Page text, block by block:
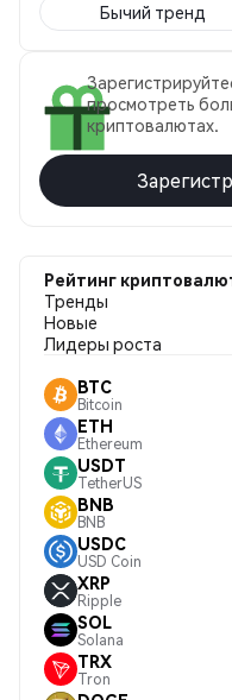
Бычий тренд
просмотреть
криптовалютах.
Рейтинг
Тренды
Новые
Лидеры роста
BTC
Bitcoin
ETH
Ethereum
USDT
TetherUS
BNB
BNB
USDC
USD Coin
XRP
Ripple
SOL
Solana
TRX
Tron